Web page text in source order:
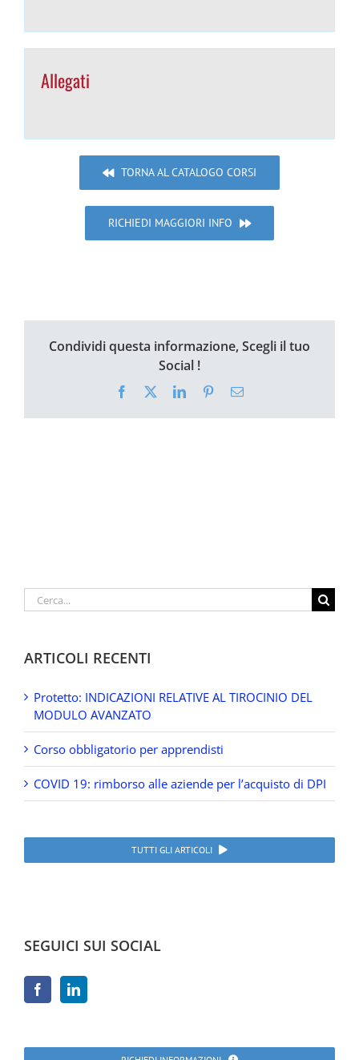
Allegati
TORNA AL CATALOGO CORSI
RICHIEDI MAGGIORI INFO
Condividi questa informazione, Scegli il tuo
Social !
Facebook LinkedInPinterestEmail
Cerca
per:
ARTICOLI RECENTI
Protetto: INDICAZIONI RELATIVE AL TIROCINIO DEL
MODULO AVANZATO
Corso obbligatorio per apprendisti
COVID 19: rimborso alle aziende per l’acquisto di DPI
TUTTI GLI ARTICOLI
SEGUICI SUI SOCIAL